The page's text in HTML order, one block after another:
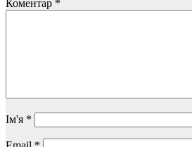
Коментар *
Ім'я *